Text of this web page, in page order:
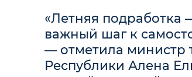
«Летняя подработка
важный шаг к
— отметила министр
Республики Алена